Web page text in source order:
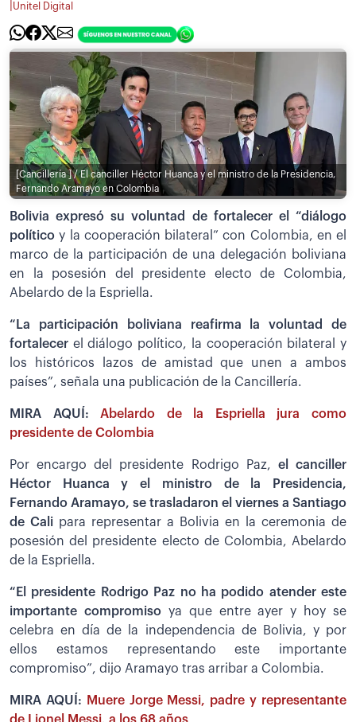
Unitel Digital
[Cancillería ] / El canciller Héctor Huanca y el ministro de la Presidencia,
Fernando Aramayo en Colombia
Bolivia expresó su voluntad de fortalecer el “diálogo
políticoy la cooperación bilateral” con Colombia, en el
marco de la participación de una delegación boliviana
en la posesión del presidente electo de Colombia,
Abelardo de la Espriella.
“La participación boliviana reafirma la voluntad de
fortalecer el diálogo político, la cooperación bilateral y
los históricos lazos de amistad que unen a ambos
países”, señala una publicación de la Cancillería.
MIRA AQUÍ:Abelardo de la Espriella jura como
presidente de Colombia
Por encargo del presidente Rodrigo Paz, el canciller
Héctor Huanca y el ministro de la Presidencia,
Fernando Aramayo, se trasladaron el viernes a Santiago
de Cali para representar a Bolivia en la ceremonia de
posesión del presidente electo de Colombia, Abelardo
de la Espriella.
“El presidente Rodrigo Paz no ha podido atender este
importante compromisoya que entre ayer y hoy se
celebra en día de la independencia de Bolivia, y por
ellos estamos representando este importante
compromiso”, dijo Aramayo tras arribar a Colombia.
MIRA AQUÍ:
Muere Jorge Messi, padre y representante
de Lionel Messi, a los 68 años